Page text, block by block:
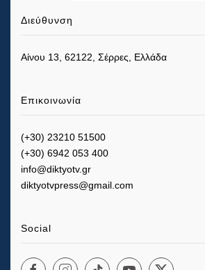
Διεύθυνση
Αίνου 13, 62122, Σέρρες, Ελλάδα
Επικοινωνία
(+30) 23210 51500
(+30) 6942 053 400
info@diktyotv.gr
diktyotvpress@gmail.com
Social